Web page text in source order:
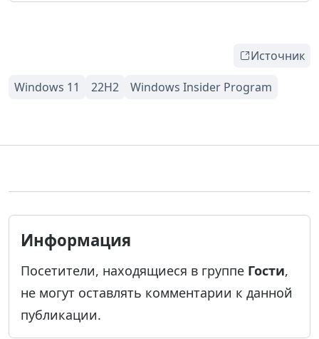
Источник
Информация
Посетители, находящиеся в группе Гости,
не могут оставлять комментарии к данной
публикации.